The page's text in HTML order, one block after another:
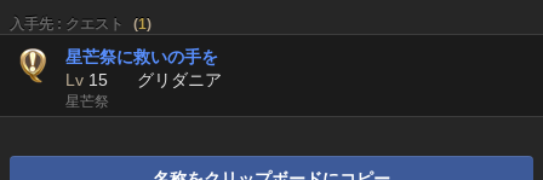
入手先 : クエスト (1)
星芒祭に救いの手を
Lv 15 グリダニア
星芒祭